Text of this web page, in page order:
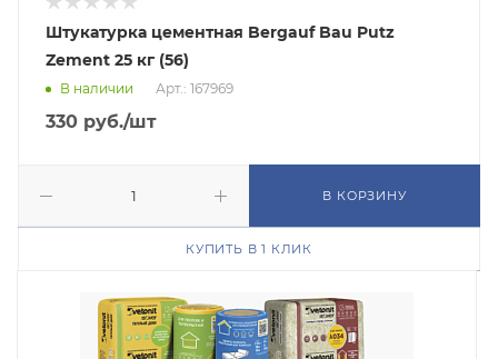
Штукатурка цементная Bergauf Bau Putz
Zement 25 кг (56)
В наличии Арт.: 167969
330 руб./шт
В КОРЗИНУ
КУПИТЬ В 1 КЛИК